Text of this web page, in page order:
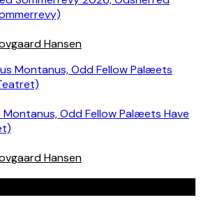
Hansen
Montanus, Odd Fellow Palæets Have
Hansen